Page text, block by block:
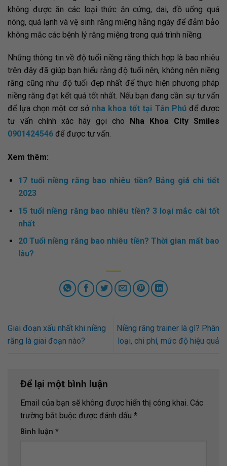
không được ăn các loại thức ăn cứng, dai, đồ uống quá
nóng, quá lạnh và vệ sinh răng miệng hằng ngày để đảm bảo
không mắc các bệnh lý răng miệng trong quá trình niềng.
Những thông tin về độ tuổi niềng răng thích hợp là bao nhiêu
trên đây đã giúp bạn hiểu rằng độ tuổi nên, không nên niềng
răng cũng như độ tuổi đẹp nhất để thực hiện phương pháp
niềng răng đạt kết quả tốt nhất. Nếu bạn đang cần sự tư vấn
để lựa chọn một cơ sở nha khoa tốt tại Tân Phúđể được
tư vấn chính xác hãy gọi cho
Nha Khoa City Smiles
0901424546 để được tư vấn.
Xem thêm:
17 tuổi niềng răng bao nhiêu tiền? Bảng giá chi tiết
2023
15 tuổi niềng răng bao nhiêu tiền? 3 loại mắc cài tốt
nhất
20 Tuổi niềng răng bao nhiêu tiền? Thời gian mất bao
lâu?
Giai đoạn xấu nhất khi niềng
răng là giai đoạn nào?
Niềng răng trainer là gì? Phân
loại, chi phí, mức độ hiệu quả
Để lại một bình luận
Email của bạn sẽ không được hiển thị công khai. Các
trường bắt buộc được đánh dấu *
Bình luận *